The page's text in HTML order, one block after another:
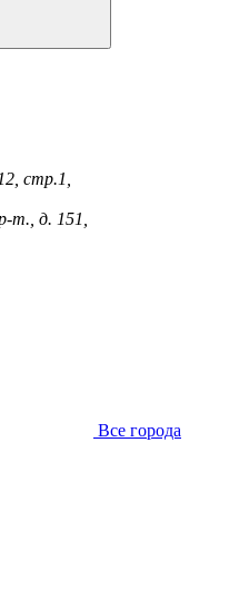
стр.1,
т., д. 151,
Все города